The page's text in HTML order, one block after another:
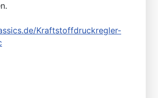
Kraftstoffdruckregler-